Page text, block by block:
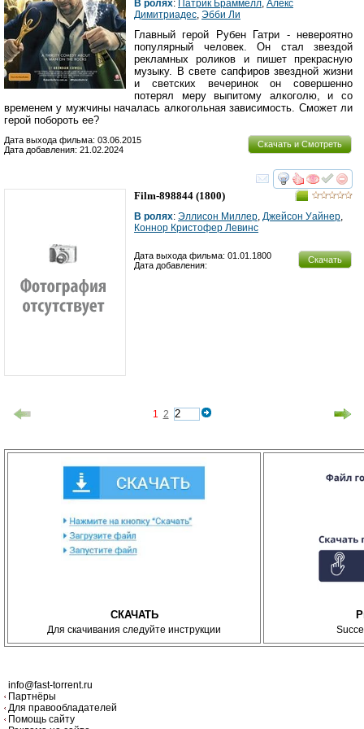
В ролях: Патрик Браммелл, Алекс
Димитриадес, Эбби Ли
Главный герой Рубен Гатри - невероятно
популярный человек. Он стал звездой
рекламных роликов и пишет прекрасную
музыку. В свете сапфиров звездной жизни
и светских вечеринок он совершенно
потерял меру выпитому алкоголю, и со
временем у мужчины началась алкогольная зависимость. Сможет ли
герой побороть ее?
Скачать и Смотреть
Дата выхода фильма: 03.06.2015
Дата добавления: 21.02.2024
смотреть
Film-898844 (1800)
В ролях: Эллисон Миллер Джейсон Уайнер
Коннор Кристофер Левинс
Скачать
Дата выхода фильма: 01.01.1800
Дата добавления:
1 2
СКАЧАТЬ
Для скачивания следуйте инструкции
info@fast-torrent.ru
Партнёры
Для правообладателей
Помощь сайту